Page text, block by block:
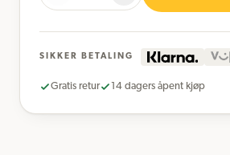
SIKKER BETALING
Gratis retur 14 dagers åpent kjøp